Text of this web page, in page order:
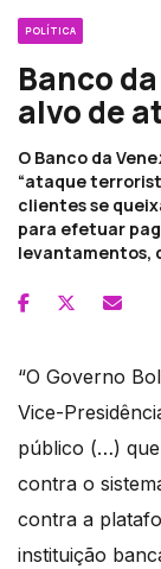
POLÍTICA
Banco
alvo de
O Banco da
“ataque
clientes se
para efetuar
levantamentos,
“O Governo
Vice-
público (…)
contra o
contra a
instituição